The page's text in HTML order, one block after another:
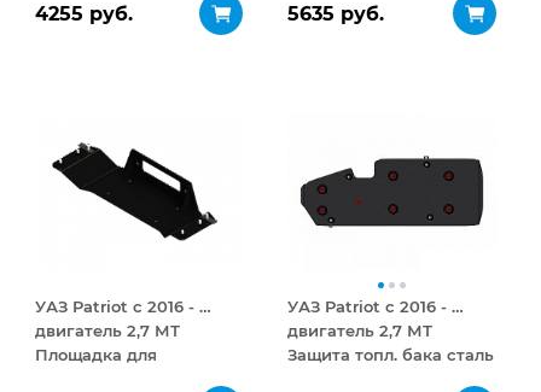
4255 руб. 5635 руб.
УАЗ Patriot с 2016 - …
двигатель 2,7 МТ
Площадка для
УАЗ Patriot с 2016 - …
двигатель 2,7 МТ
Защита топл. бака сталь